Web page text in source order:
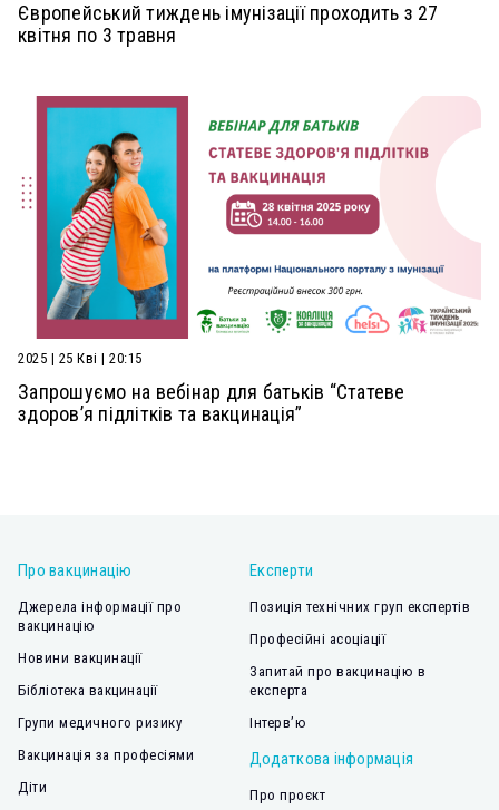
Європейський тиждень імунізації проходить з 27
квітня по 3 травня
2025 | 25 Кві | 20:15
Запрошуємо на вебінар для батьків “Статеве
здоров’я підлітків та вакцинація”
Про вакцинацію
Джерела інформації про
вакцинацію
Новини вакцинації
Бібліотека вакцинації
Групи медичного ризику
Вакцинація за професіями
Діти
Експерти
Позиція технічних груп експертів
Професійні асоціації
Запитай про вакцинацію в
експерта
Інтерв’ю
Додаткова інформація
Про проєкт